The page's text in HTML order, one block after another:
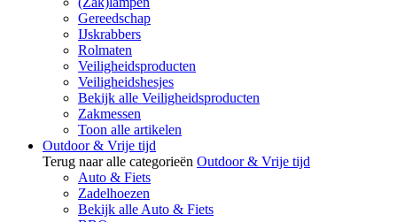
Gereedschap
IJskrabbers
Rolmaten
Veiligheidsproducten
Veiligheidshesjes
Bekijk alle Veiligheidsproducten
Zakmessen
Toon alle artikelen
Outdoor & Vrije tijd
Terug naar alle categorieën Outdoor & Vrije tijd
Auto & Fiets
Zadelhoezen
Bekijk alle Auto & Fiets